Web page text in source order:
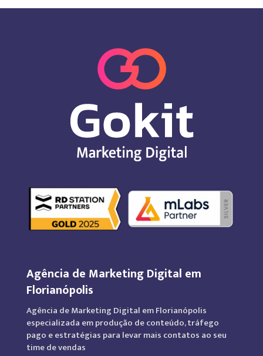
Agência de Marketing Digital em
Florianópolis
Agência de Marketing Digital em Florianópolis
especializada em produção de conteúdo, tráfego
pago e estratégias para levar mais contatos ao seu
time de vendas